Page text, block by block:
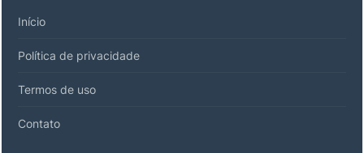
Início
Política de privacidade
Termos de uso
Contato